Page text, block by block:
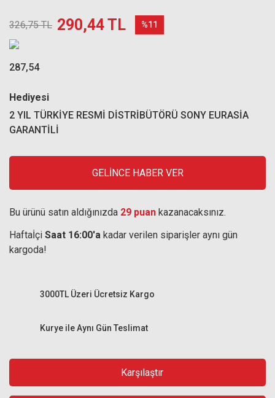
326,75 TL 290,44 TL %11
287,54
Hediyesi
2 YIL TÜRKİYE RESMİ DİSTRİBÜTÖRÜ SONY EURASİA
GARANTİLİ
GELİNCE HABER VER
Bu ürünü satın aldığınızda 29 puan kazanacaksınız.
Haftaİçi Saat 16:00'a kadar verilen siparişler aynı gün
kargoda!
Kurye ile Aynı Gün Teslimat
3000TL Üzeri Ücretsiz Kargo
Karşılaştır